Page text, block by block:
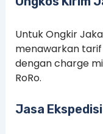
Untuk Ongkir
menawarkan
dengan charge
RoRo.
Jasa